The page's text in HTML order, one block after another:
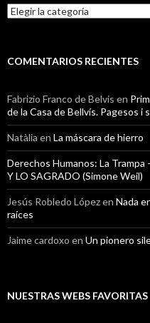
Categorías
COMENTARIOS RECIENTES
Fabrizio Franco de Belvis en
de la Casa de Bellvís. Pagesos i
Natàlia en La máscara de hierro
Derechos Humanos: La Trampa
Y LO SAGRADO (Simone Weil)
Jesús Robledo Lópezen Nada
raíces
Jaime cardoxo en Un pionero
NUESTRAS WEBS FAVORITAS